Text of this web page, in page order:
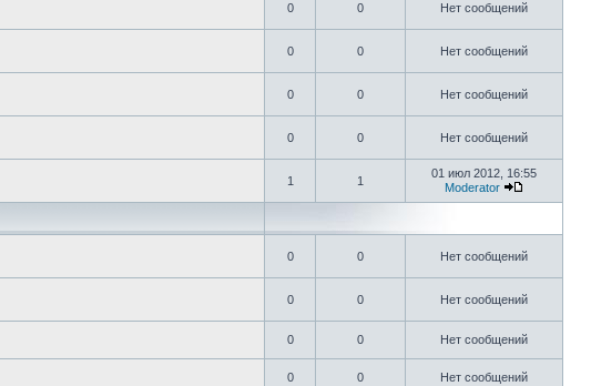
0 0 Нет сообщений
0 0 Нет сообщений
0 0 Нет сообщений
0 0 Нет сообщений
1 1
01 июл 2012, 16:55
Moderator
0 0 Нет сообщений
0 0 Нет сообщений
0 0 Нет сообщений
0 0 Нет сообщений